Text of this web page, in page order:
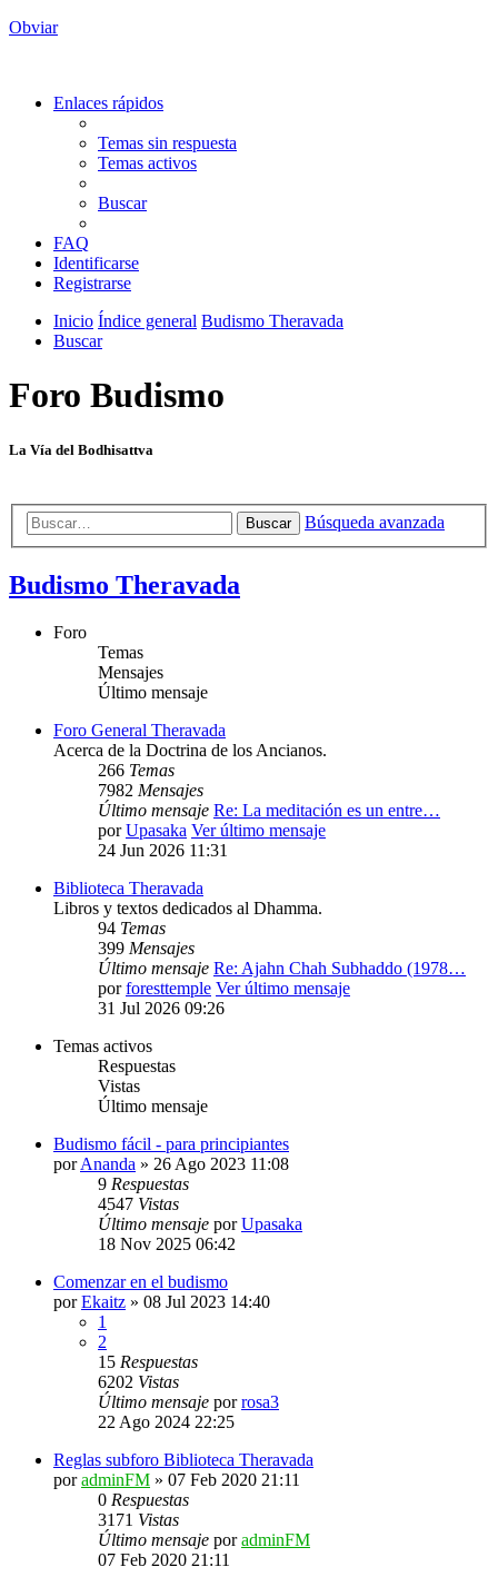
Obviar
Enlaces rápidos
Temas sin respuesta
Temas activos
Buscar
FAQ
Identificarse
Registrarse
Inicio Índice general Budismo Theravada
Buscar
Foro Budismo
La Vía del Bodhisattva
Buscar Búsqueda avanzada
Budismo Theravada
Foro
Temas
Mensajes
Último mensaje
Foro General Theravada
Acerca de la Doctrina de los Ancianos.
266 Temas
7982 Mensajes
Último mensaje Re: La meditación es un entre…
porUpasaka Ver último mensaje
24 Jun 2026 11:31
Biblioteca Theravada
Libros y textos dedicados al Dhamma.
94 Temas
399 Mensajes
Último mensaje Re: Ajahn Chah Subhaddo (1978…
porforesttemple Ver último mensaje
31 Jul 2026 09:26
Temas activos
Respuestas
Vistas
Último mensaje
Budismo fácil - para principiantes
porAnanda » 26 Ago 2023 11:08
9 Respuestas
4547 Vistas
Último mensaje porUpasaka
18 Nov 2025 06:42
Comenzar en el budismo
porEkaitz » 08 Jul 2023 14:40
1
2
15 Respuestas
6202 Vistas
Último mensaje porrosa3
22 Ago 2024 22:25
Reglas subforo Biblioteca Theravada
poradminFM » 07 Feb 2020 21:11
0 Respuestas
3171 Vistas
Último mensaje poradminFM
07 Feb 2020 21:11